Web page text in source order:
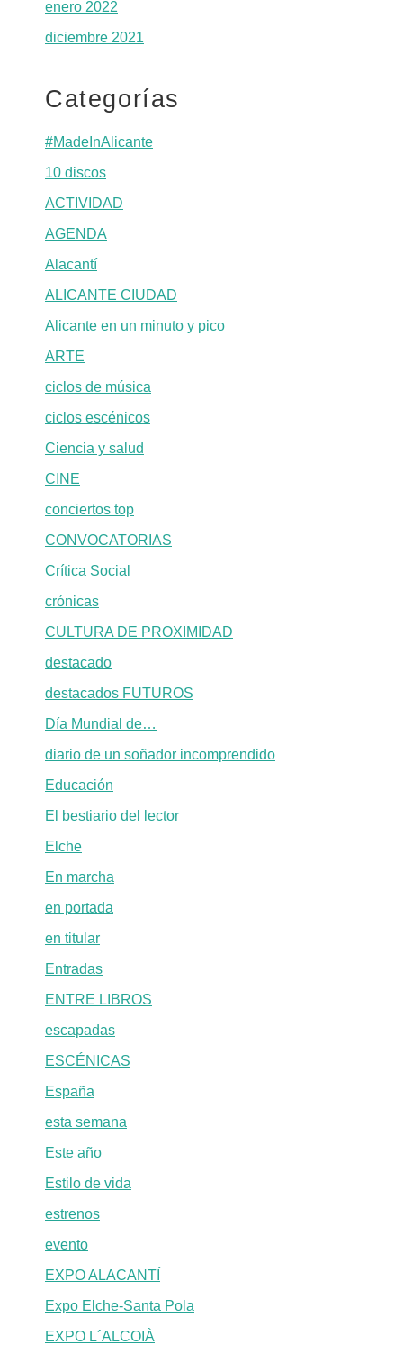
enero 2022
diciembre 2021
Categorías
#MadeInAlicante
10 discos
ACTIVIDAD
AGENDA
Alacantí
ALICANTE CIUDAD
Alicante en un minuto y pico
ARTE
ciclos de música
ciclos escénicos
Ciencia y salud
CINE
conciertos top
CONVOCATORIAS
Crítica Social
crónicas
CULTURA DE PROXIMIDAD
destacado
destacados FUTUROS
Día Mundial de…
diario de un soñador incomprendido
Educación
El bestiario del lector
Elche
En marcha
en portada
en titular
Entradas
ENTRE LIBROS
escapadas
ESCÉNICAS
España
esta semana
Este año
Estilo de vida
estrenos
evento
EXPO ALACANTÍ
Expo Elche-Santa Pola
EXPO L´ALCOIÀ